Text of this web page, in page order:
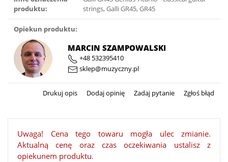
produktu:
strings, Galli GR45, GR45
Opiekun produktu:
MARCIN SZAMPOWALSKI
+48 532395410
sklep@muzyczny.pl
Drukuj opis Dodaj opinię Zadaj pytanie Zgłoś błąd
Uwaga! Cena tego towaru mogła ulec zmianie.
Aktualną cenę oraz czas oczekiwania ustalisz z
opiekunem produktu.